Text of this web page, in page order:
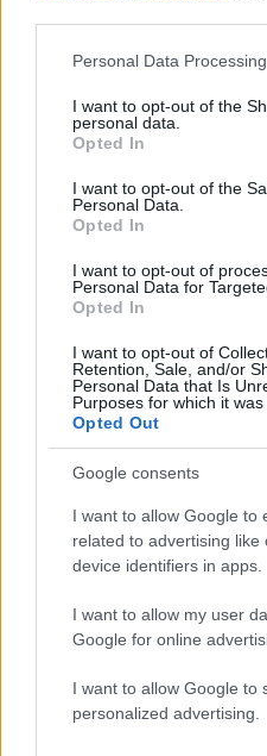
Please note that this website/
not limited to your visit or
grant or deny consent to
use your data for below
consent section.
Personal Data
I want to opt-out of the
personal data.
Opted In
I want to opt-out of the
Personal Data.
Opted In
I want to opt-out of
Personal Data for
Opted In
I want to opt-out of
Retention, Sale, and/or
Personal Data that Is
Purposes for which it was
Opted Out
Google consents
I want to allow Google to
related to advertising like
device identifiers in apps.
I want to allow my user
Google for online
I want to allow Google to
personalized advertising.
Πιο
Σοκαριστική
να ασελγήσει σε
καθόταν αμέριμνο
στο τροχαίο στις
και γιο - «Ίσως
του οδηγού» λέει
Ανησυχία από το
Δυτικού Νείλου με
- «Καμπανάκι» από
Αθηνών για την
υγείας
Πέθανε ο Γουίλιαμ
εμβληματικού
of Light»
Ryanair: «Ένα
ήταν σαν
έσπασε το
Πιο